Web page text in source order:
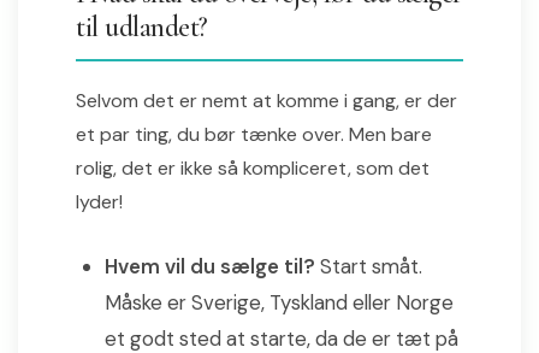
til udlandet?
Selvom det er nemt at komme i gang, er der
et par ting, du bør tænke over. Men bare
rolig, det er ikke så kompliceret, som det
lyder!
Hvem vil du sælge til? Start småt.
Måske er Sverige, Tyskland eller Norge
et godt sted at starte, da de er tæt på